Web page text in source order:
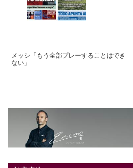
メッシ「もう全部プレーすることはでき
ない」